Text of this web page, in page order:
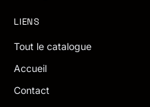
LIENS
Tout le catalogue
Accueil
Contact